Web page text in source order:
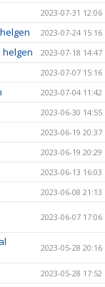
2023-07-31 12:06
2023-07-24 15:16
helgen 2023-07-18 14:47
2023-07-07 15:16
2023-07-04 11:42
2023-06-30 14:55
2023-06-19 20:37
2023-06-19 20:29
2023-06-13 16:03
2023-06-08 21:13
2023-06-07 17:06
2023-05-28 20:16
2023-05-28 17:52